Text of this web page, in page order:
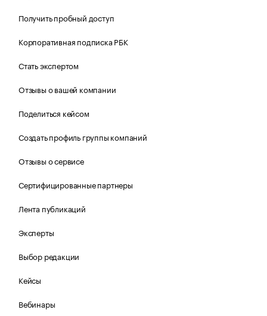
Получить пробный доступ
Корпоративная подписка РБК
Стать экспертом
Отзывы о вашей компании
Поделиться кейсом
Создать профиль группы компаний
Отзывы о сервисе
Сертифицированные партнеры
Лента публикаций
Эксперты
Выбор редакции
Кейсы
Вебинары